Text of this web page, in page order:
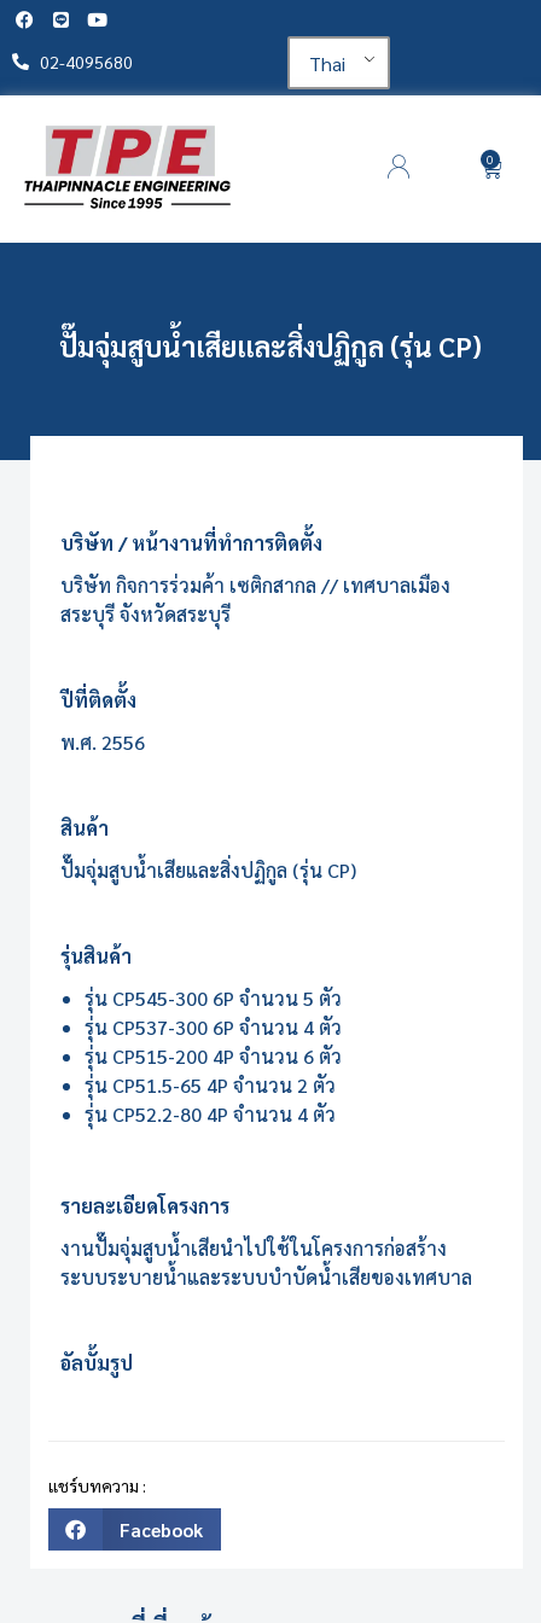
02-4095680 Thai
0
ปั๊มจุ่มสูบน้ำเสียและสิ่งปฏิกูล (รุ่น CP)
บริษัท / หน้างานที่ทำการติดตั้ง
บริษัท กิจการร่วมค้า เซติกสากล // เทศบาลเมือง
สระบุรี จังหวัดสระบุรี
ปีที่ติดตั้ง
พ.ศ. 2556
สินค้า
ปั๊มจุ่มสูบน้ำเสียและสิ่งปฏิกูล (รุ่น CP)
รุ่นสินค้า
รุ่น CP545-300 6P จำนวน 5 ตัว
รุ่น CP537-300 6P จำนวน 4 ตัว
รุ่น CP515-200 4P จำนวน 6 ตัว
รุ่น CP51.5-65 4P จำนวน 2 ตัว
รุ่น CP52.2-80 4P จำนวน 4 ตัว
รายละเอียดโครงการ
งานปั๊มจุ่มสูบน้ำเสียนำไปใช้ในโครงการก่อสร้าง
ระบบระบายน้ำและระบบบำบัดน้ำเสียของเทศบาล
อัลบั้มรูป
แชร์บทความ :
Facebook